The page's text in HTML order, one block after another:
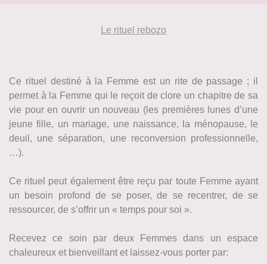
Le rituel rebozo
Ce rituel destiné à la Femme est un rite de passage ; il
permet à la Femme qui le reçoit de clore un chapitre de sa
vie pour en ouvrir un nouveau (les premières lunes d’une
jeune fille, un mariage, une naissance, la ménopause, le
deuil, une séparation, une reconversion professionnelle,
…).
Ce rituel peut également être reçu par toute Femme ayant
un besoin profond de se poser, de se recentrer, de se
ressourcer, de s’offrir un « temps pour soi ».
Recevez ce soin par deux Femmes dans un espace
chaleureux et bienveillant et laissez-vous porter par: